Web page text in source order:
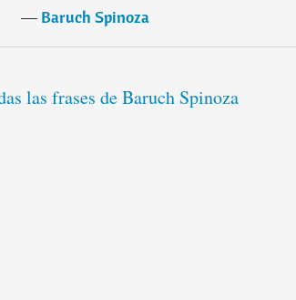
―Baruch Spinoza
las frases de Baruch Spinoza